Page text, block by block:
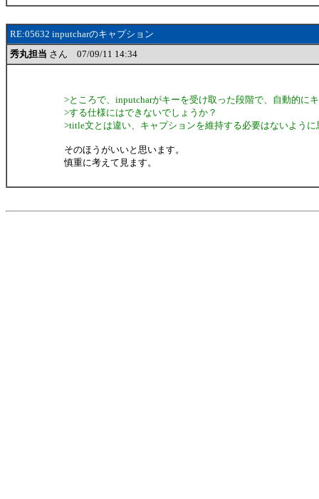
RE:05632 inputcharのキャプション
秀丸担当 さん 07/09/11 14:34
>ところで、inputcharがキーを受け取った段階で、自動的に
>する仕様にはできないでしょうか？
>title文とは違い、キャプションを維持する必要はないよう
そのほうがいいと思います。
慎重に考えて見ます。